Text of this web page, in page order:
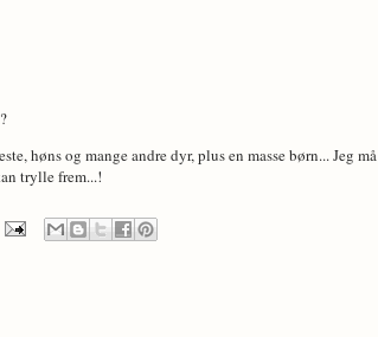
høns og mange andre dyr, plus en masse børn... Jeg må
trylle frem...!